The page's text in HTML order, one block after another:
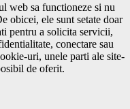
web sa functioneze si nu
obicei, ele sunt setate doar
pentru a solicita servicii,
conectare sau
uri, unele parti ale site-
de oferit.